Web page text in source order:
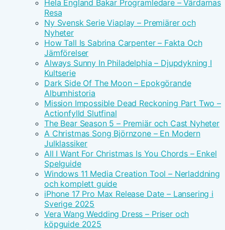
Hela England Bakar Programledare – Värdarnas
Resa
Ny Svensk Serie Viaplay – Premiärer och
Nyheter
How Tall Is Sabrina Carpenter – Fakta Och
Jämförelser
Always Sunny In Philadelphia – Djupdykning I
Kultserie
Dark Side Of The Moon – Epokgörande
Albumhistoria
Mission Impossible Dead Reckoning Part Two –
Actionfylld Slutfinal
The Bear Season 5 – Premiär och Cast Nyheter
A Christmas Song Björnzone – En Modern
Julklassiker
All I Want For Christmas Is You Chords – Enkel
Spelguide
Windows 11 Media Creation Tool – Nerladdning
och komplett guide
iPhone 17 Pro Max Release Date – Lansering i
Sverige 2025
Vera Wang Wedding Dress – Priser och
köpguide 2025